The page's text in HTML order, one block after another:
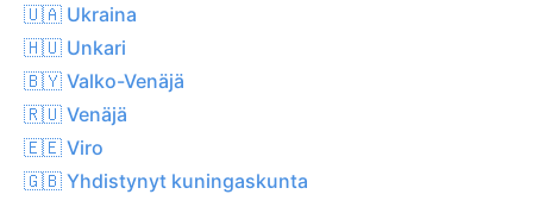
🇺🇦 Ukraina
🇭🇺 Unkari
🇧🇾 Valko-Venäjä
🇷🇺 Venäjä
🇪🇪 Viro
🇬🇧 Yhdistynyt kuningaskunta